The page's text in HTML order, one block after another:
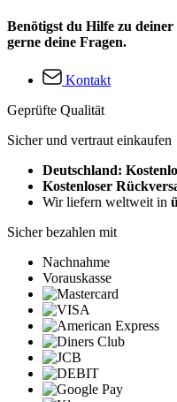
Benötigst du Hilfe zu
gerne deine Fragen.
Kontakt
Geprüfte Qualität
Sicher und vertraut einkaufen
Deutschland:
Kostenloser
Wir liefern weltweit in
Sicher bezahlen mit
Nachnahme
Vorauskasse